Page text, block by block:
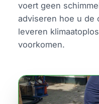
voert geen
adviseren hoe u de
leveren
voorkomen.